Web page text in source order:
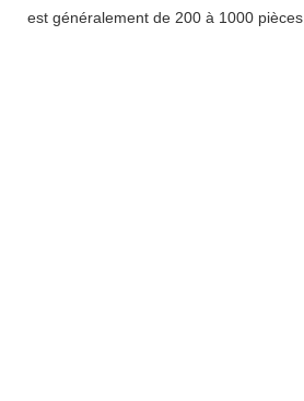
est généralement de 200 à 1000 pièces.